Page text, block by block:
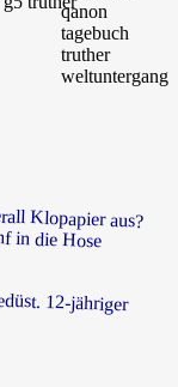
Klopapier aus?
fünf in die Hose
12-jähriger